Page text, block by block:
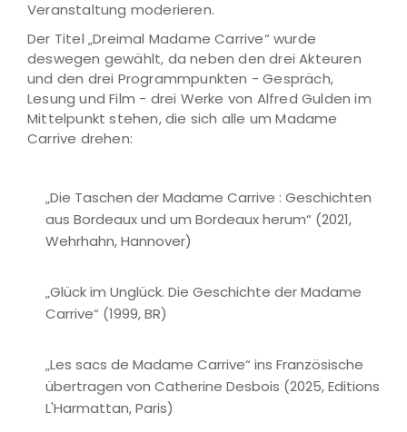
Veranstaltung moderieren.
Der Titel „Dreimal Madame Carrive“ wurde
deswegen gewählt, da neben den drei Akteuren
und den drei Programmpunkten - Gespräch,
Lesung und Film - drei Werke von Alfred Gulden im
Mittelpunkt stehen, die sich alle um Madame
Carrive drehen:
„Die Taschen der Madame Carrive : Geschichten
aus Bordeaux und um Bordeaux herum“ (2021,
Wehrhahn, Hannover)
„Glück im Unglück. Die Geschichte der Madame
Carrive“ (1999, BR)
„Les sacs de Madame Carrive“ ins Französische
übertragen von Catherine Desbois (2025, Editions
L'Harmattan, Paris)